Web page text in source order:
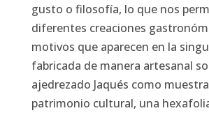
gusto o filosofía, lo que nos
diferentes creaciones
motivos que aparecen en la
fabricada de manera artesanal
ajedrezado Jaqués como
patrimonio cultural, una